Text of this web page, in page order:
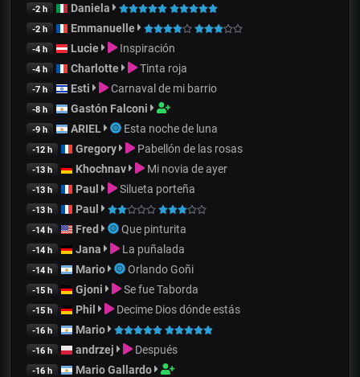
-2 h Daniela
-2 h Emmanuelle
-4 h Lucie Inspiración
-4 h Charlotte Tinta roja
-7 h Esti Carnaval de mi barrio
-8 h Gastón Falconi
-9 h ARIEL Esta noche de luna
-12 h Gregory Pabellón de las rosas
-13 h Khochnav Mi novia de ayer
-13 h Paul Silueta porteña
-13 h Paul
-14 h Fred Que pinturita
-14 h Jana La puñalada
-14 h Mario Orlando Goñi
-15 h Gjoni Se fue Taborda
-15 h Phil Decime Dios dónde estás
-16 h Mario
-16 h andrzej Después
-16 h Mario Gallardo